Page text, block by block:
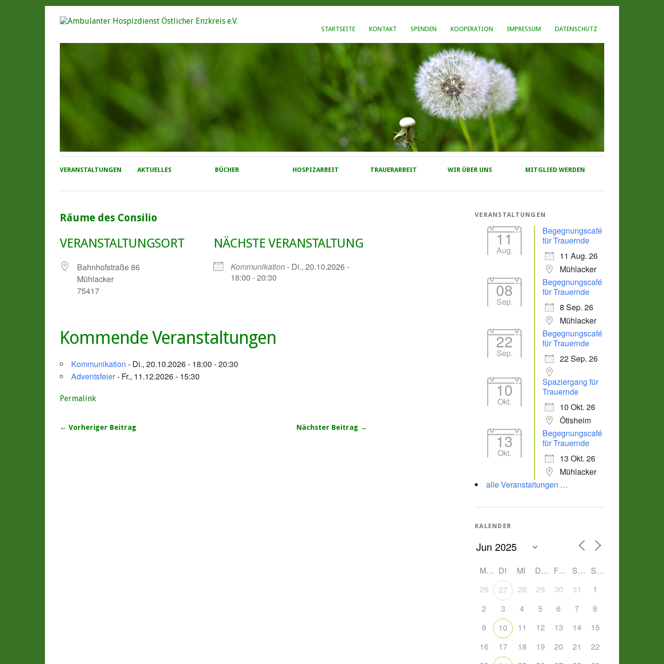
STARTSEITE KONTAKT SPENDEN KOOPERATION IMPRESSUM DATENSCHUTZ
VERANSTALTUNGEN AKTUELLES BÜCHER HOSPIZARBEIT TRAUERARBEIT WIR ÜBER UNS MITGLIED WERDEN
Räume des Consilio
VERANSTALTUNGSORT
Bahnhofstraße 86
Mühlacker
75417
NÄCHSTE VERANSTALTUNG
Kommunikation- Di., 20.10.2026 -
18:00 - 20:30
Kommende Veranstaltungen
Kommunikation - Di., 20.10.2026 - 18:00 - 20:30
Adventsfeier- Fr., 11.12.2026 - 15:30
Permalink
← Vorheriger Beitrag Nächster Beitrag →
VERANSTALTUNGEN
11
Aug.
Begegnungscafé
für Trauernde
11 Aug. 26
Mühlacker
08
Sep.
Begegnungscafé
für Trauernde
8 Sep. 26
Mühlacker
22
Sep.
Begegnungscafé
für Trauernde
22 Sep. 26
10
Okt.
Spaziergang für
Trauernde
10 Okt. 26
Ötisheim
13
Okt.
Begegnungscafé
für Trauernde
13 Okt. 26
Mühlacker
alle Veranstaltungen …
KALENDER
MO DI MI DO FR SA
SO
26
27 28 29 30 31
1
2
3 4 5 6 7
8
9
10 11 12 13 14
15
16
17 18 19 20 21
22